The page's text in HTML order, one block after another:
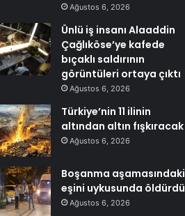
Ağustos 6, 2026
Ünlü iş insanı Alaaddin
Çağlıköse’ye kafede
bıçaklı saldırının
görüntüleri ortaya çıktı
Ağustos 6, 2026
Türkiye’nin 11 ilinin
altından altın fışkıracak
Ağustos 6, 2026
Boşanma aşamasındaki
eşini uykusunda öldürdü
Ağustos 6, 2026